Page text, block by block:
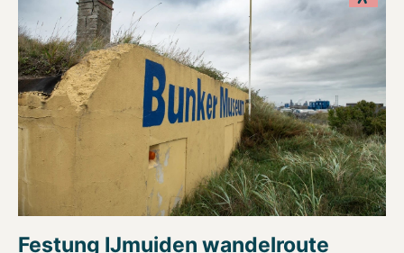
Festung IJmuiden wandelroute